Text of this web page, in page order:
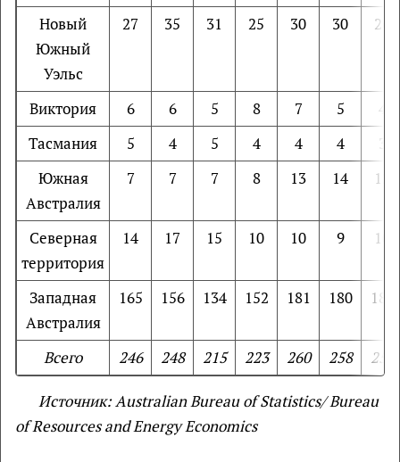
Новый
Южный
Уэльс
27 35 31 25 30 30 26
Виктория 6 6 5 8 7 5
4
Тасмания
5 4 5 4 4 4
3
Южная
Австралия
7 7 7 8 13 14 12
Северная
территория
14 17 15 10 10 9 10
Западная
Австралия
165 156 134 152 181 180 180
Всего 246 248 215 223 260 258 251
Источник: Australian Bureau of Statistics/ Bureau
of Resources and Energy Economics